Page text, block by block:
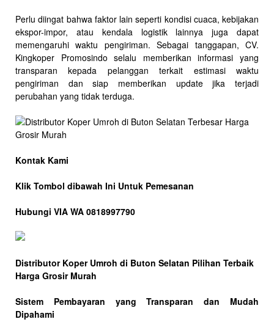
Perlu diingat bahwa faktor lain seperti kondisi cuaca, kebijakan
ekspor-impor, atau kendala logistik lainnya juga dapat
memengaruhi waktu pengiriman. Sebagai tanggapan, CV.
Kingkoper Promosindo selalu memberikan informasi yang
transparan kepada pelanggan terkait estimasi waktu
pengiriman dan siap memberikan update jika terjadi
perubahan yang tidak terduga.
Kontak Kami
Klik Tombol dibawah Ini Untuk Pemesanan
Hubungi VIA WA 0818997790
Distributor Koper Umroh di Buton Selatan Pilihan Terbaik
Harga Grosir Murah
Sistem Pembayaran yang Transparan dan Mudah
Dipahami